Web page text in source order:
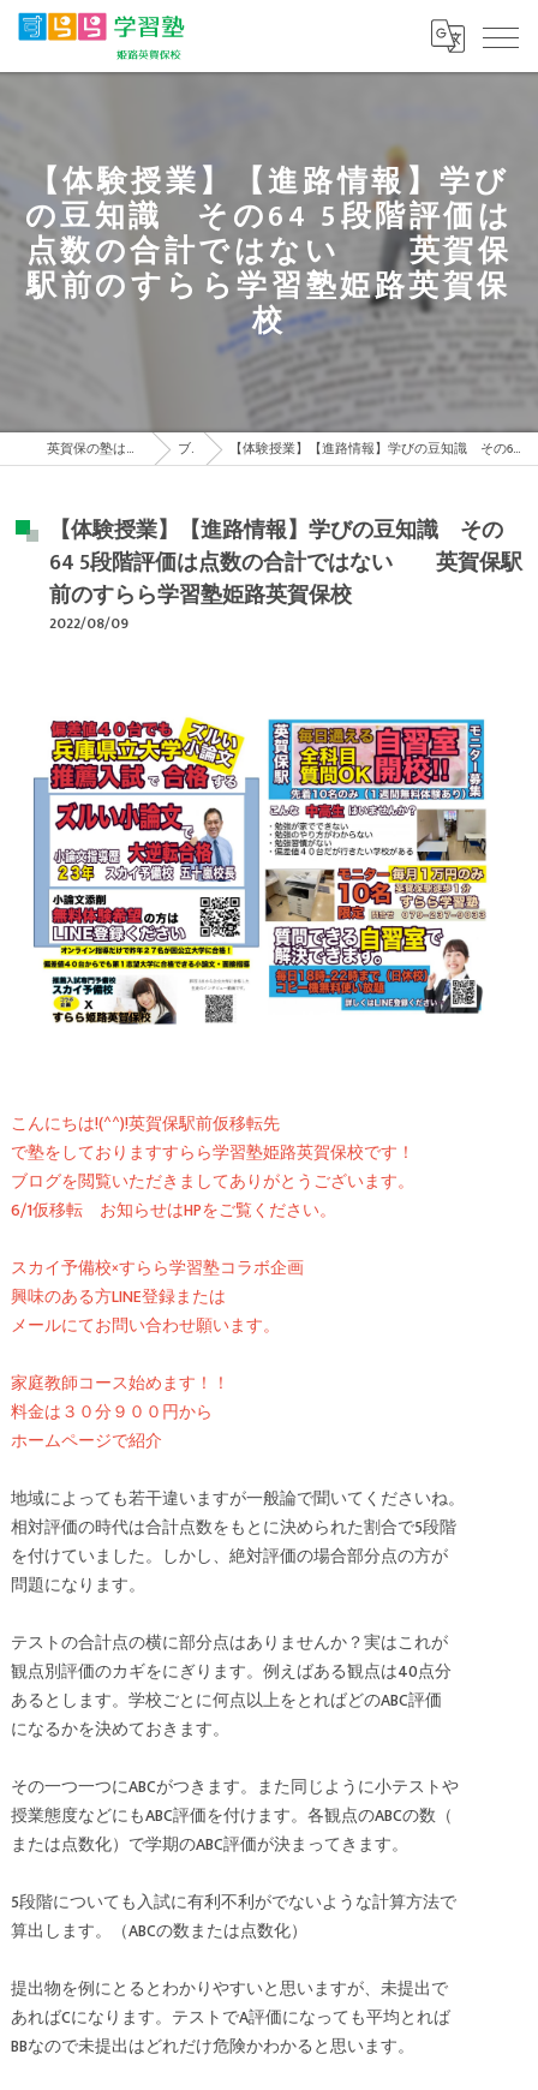
【体験授業】【進路情報】学び
の豆知識 その64 5段階評価は
点数の合計ではない 英賀保
駅前のすらら学習塾姫路英賀保
校
英賀保の塾はすらら学習塾 姫路英賀保校 ブログ 【体験授業】【進路情報】学びの豆知識 その64 5段階評価は点数の合計ではない 英賀保駅前のすらら学習塾姫路英賀保校
【体験授業】【進路情報】学びの豆知識 その
64 5段階評価は点数の合計ではない 英賀保駅
前のすらら学習塾姫路英賀保校
2022/08/09
こんにちは!(^^)!英賀保駅前仮移転先
で塾をしておりますすらら学習塾姫路英賀保校です！
ブログを閲覧いただきましてありがとうございます。
6/1仮移転 お知らせはHPをご覧ください。
スカイ予備校×すらら学習塾コラボ企画
興味のある方LINE登録または
メールにてお問い合わせ願います。
家庭教師コース始めます！！
料金は３０分９００円から
ホームページで紹介
地域によっても若干違いますが一般論で聞いてくださいね。
相対評価の時代は合計点数をもとに決められた割合で5段階
を付けていました。しかし、絶対評価の場合部分点の方が
問題になります。
テストの合計点の横に部分点はありませんか？実はこれが
観点別評価のカギをにぎります。例えばある観点は40点分
あるとします。学校ごとに何点以上をとればどのABC評価
になるかを決めておきます。
その一つ一つにABCがつきます。また同じように小テストや
授業態度などにもABC評価を付けます。各観点のABCの数（
または点数化）で学期のABC評価が決まってきます。
5段階についても入試に有利不利がでないような計算方法で
算出します。（ABCの数または点数化）
提出物を例にとるとわかりやすいと思いますが、未提出で
あればCになります。テストでA評価になっても平均とれば
BBなので未提出はどれだけ危険かわかると思います。